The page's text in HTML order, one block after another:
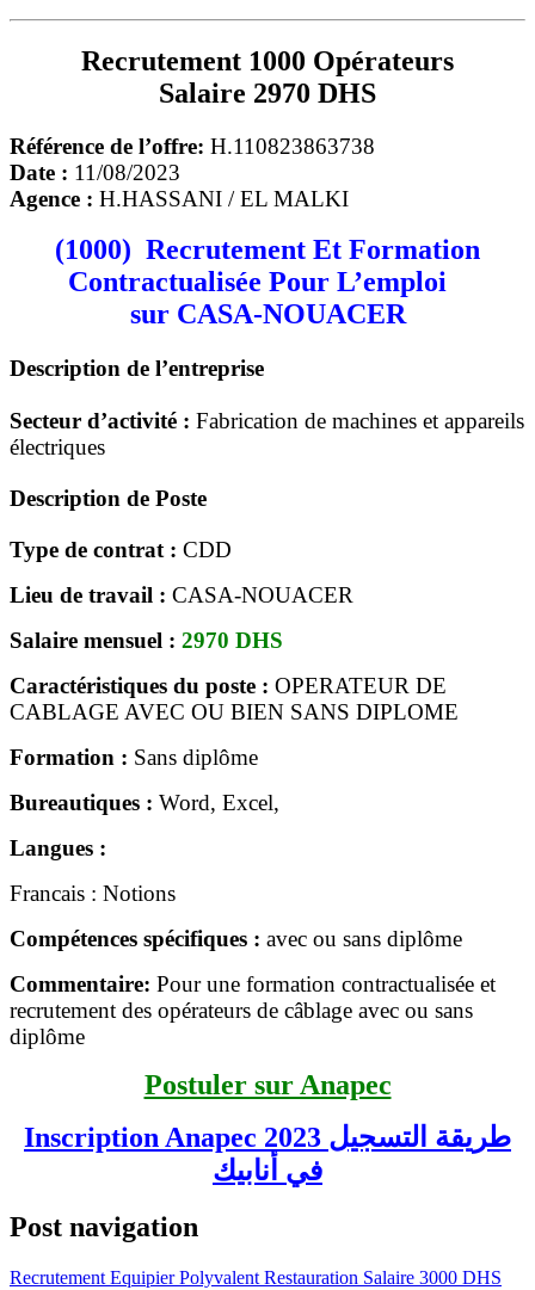
Recrutement 1000 Opérateurs
Salaire 2970 DHS
Référence de l’offre: H.110823863738
Date : 11/08/2023
Agence : H.HASSANI / EL MALKI
(1000) Recrutement Et Formation
Contractualisée Pour L’emploi
sur CASA-NOUACER
Description de l’entreprise
Secteur d’activité : Fabrication de machines et appareils
électriques
Description de Poste
Type de contrat : CDD
Lieu de travail : CASA-NOUACER
Salaire mensuel : 2970 DHS
Caractéristiques du poste : OPERATEUR DE
CABLAGE AVEC OU BIEN SANS DIPLOME
Formation : Sans diplôme
Bureautiques : Word, Excel,
Langues :
Francais : Notions
Compétences spécifiques : avec ou sans diplôme
Commentaire: Pour une formation contractualisée et
recrutement des opérateurs de câblage avec ou sans
diplôme
Postuler sur Anapec
Inscription Anapec 2023 طريقة التسجيل
في أنابيك
Post navigation
Recrutement Equipier Polyvalent Restauration Salaire 3000 DHS